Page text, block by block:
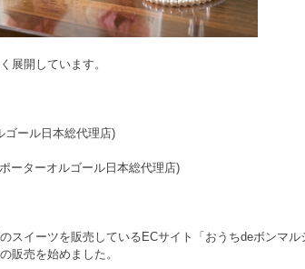
展開しています。
ゴール日本総代理店)
ーターオルゴール日本総代理店)
スイーツを販売しているECサイト「おうちdeボンマル
販売を始めました。